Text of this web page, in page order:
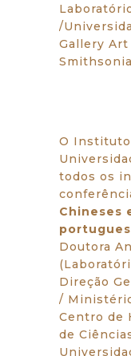
/
Gallery
O Instituto
todos os
Chineses
Doutora
Direção
/
Centro de
de